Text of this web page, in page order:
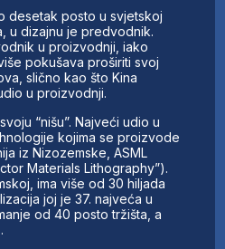
desetak posto u svjetskoj
u dizajnu je predvodnik.
u proizvodnji, iako
pokušava proširiti svoj
slično kao što Kina
u proizvodnji.
“nišu”. Najveći udio u
kojima se proizvode
iz Nizozemske, ASML
Materials Lithography”).
ima više od 30 hiljada
joj je 37. najveća u
od 40 posto tržišta, a